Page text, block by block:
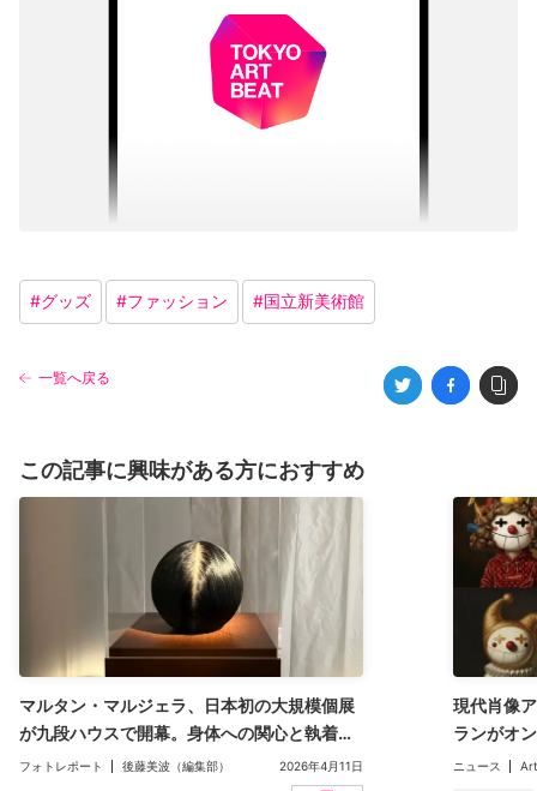
#グッズ #ファッション #国立新美術館
一覧へ戻る
この記事に興味がある方におすすめ
マルタン・マルジェラ、日本初の大規模個展
が九段ハウスで開幕。身体への関心と執着、
生の痕跡と亡霊──親密な邸宅空間で思想に触
フォトレポート 後藤美波（編集部） 2026年4月11日
現代肖像
ランがオ
週末に1点
ニュース